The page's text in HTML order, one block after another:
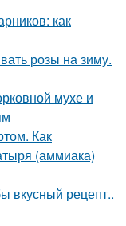
как
розы на зиму.
мухе и
Как
(аммиака)
вкусный рецепт..